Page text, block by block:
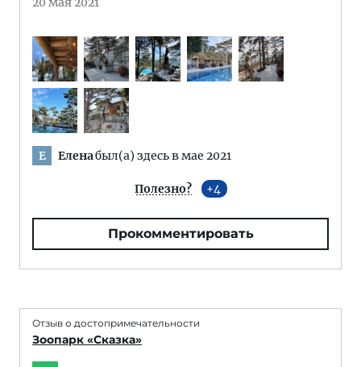
Е Еленабыл(а) здесь в мае 2021
Полезно? 4
Прокомментировать
Отзыв о достопримечательности
Зоопарк «Сказка»